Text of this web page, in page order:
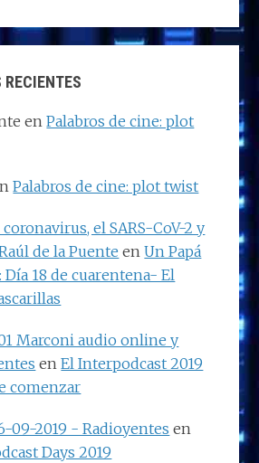
enPalabros de cine: plot
Palabros de cine: plot twist
el SARS-CoV-2 y
de la Puente enUn Papá
Día 18 de cuarentena- El
Marconi audio online y
enEl Interpodcast 2019
comenzar
09-2019 - Radioyentes en
Days 2019